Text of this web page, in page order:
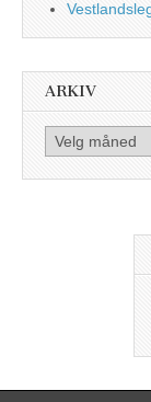
ARKIV
Arkiv